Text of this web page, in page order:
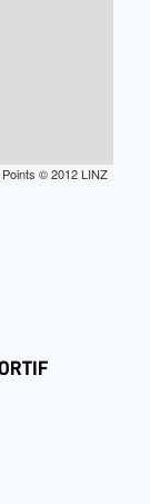
© 2012 LINZ